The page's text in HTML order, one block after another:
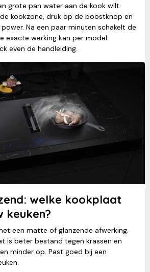
grote pan water aan de kook wilt
kookzone, druk op de boostknop en
Na een paar minuten schakelt de
exacte werking kan per model
even de handleiding.
welke kookplaat
keuken?
een matte of glanzende afwerking.
is beter bestand tegen krassen en
minder op. Past goed bij een